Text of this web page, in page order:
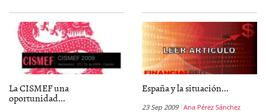
La CISMEF una
oportunidad...
España y la situación...
23 Sep 2009 Ana Pérez Sánchez